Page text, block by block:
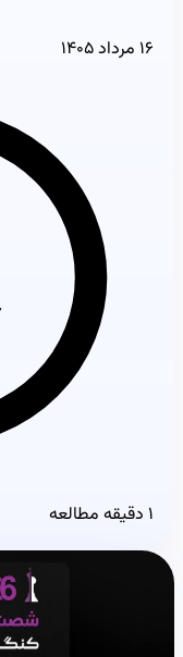
۱۶ مرداد ۱۴۰۵
۱ دقیقه مطالعه